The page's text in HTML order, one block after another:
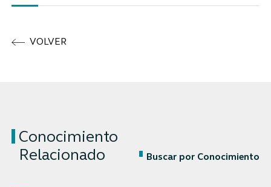
VOLVER
Conocimiento
Relacionado
Buscar por Conocimiento